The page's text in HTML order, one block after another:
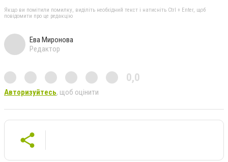
Якщо ви помітили помилку, виділіть необхідний текст і натисніть Ctrl + Enter, щоб
повідомити про це редакцію
Ева Миронова
Редактор
0,0
Авторизуйтесь, щоб оцінити